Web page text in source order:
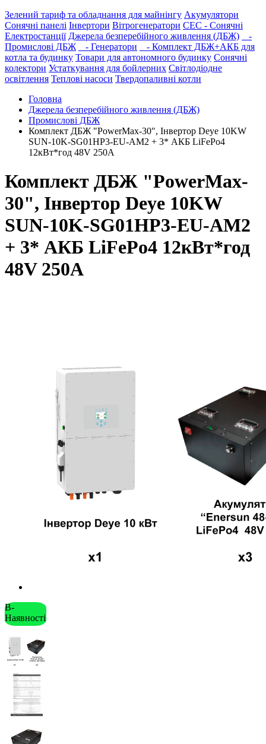
Зелений тариф та обладнання для майнінгу Акумулятори
Сонячні панелі Інвертори Вітрогенератори СЕС - Сонячні
Електростанції Джерела безперебійного живлення (ДБЖ)
-
Промислові ДБЖ
- Генератори
- Комплект ДБЖ+АКБ для
котла та будинку Товари для автономного будинку Сонячні
колектори Устаткування для бойлерних Світлодіодне
освітлення Теплові насоси Твердопаливні котли
Головна
Джерела безперебійного живлення (ДБЖ)
Промислові ДБЖ
Комплект ДБЖ "PowerMax-30", Інвертор Deye 10KW
SUN-10K-SG01HP3-EU-AM2 + 3* АКБ LiFePo4
12кВт*год 48V 250A
Комплект ДБЖ "PowerMax-
30", Інвертор Deye 10KW
SUN-10K-SG01HP3-EU-AM2
+ 3* АКБ LiFePo4 12кВт*год
48V 250A
В-
Наявності